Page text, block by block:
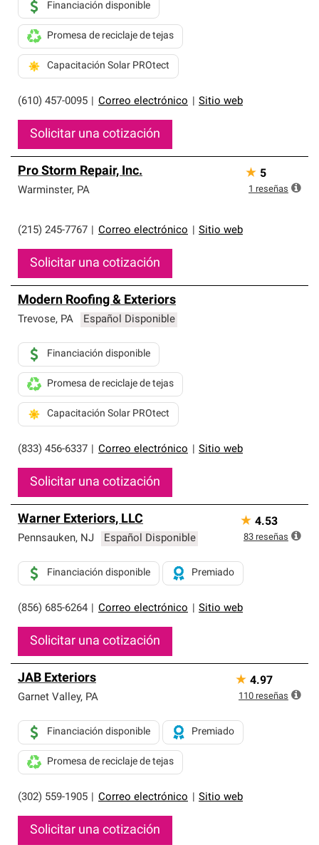
(610) 457-0095 Correo electrónico Sitio web
Financiación disponible
Promesa de reciclaje de tejas
Capacitación Solar PROtect
Solicitar una cotización
Pro Storm Repair, Inc.
Warminster, PA
(215) 245-7767 Correo electrónico Sitio web
Solicitar una cotización
★ 5
1 reseñas
Modern Roofing & Exteriors
Trevose, PA Español Disponible
(833) 456-6337 Correo electrónico Sitio web
Financiación disponible
Promesa de reciclaje de tejas
Capacitación Solar PROtect
Solicitar una cotización
Warner Exteriors, LLC
Pennsauken, NJ Español Disponible
(856) 685-6264 Correo electrónico Sitio web
Financiación disponible Premiado
Solicitar una cotización
★ 4.53
83 reseñas
JAB Exteriors
Garnet Valley, PA
(302) 559-1905 Correo electrónico Sitio web
Financiación disponible Premiado
Promesa de reciclaje de tejas
Solicitar una cotización
★ 4.97
110 reseñas